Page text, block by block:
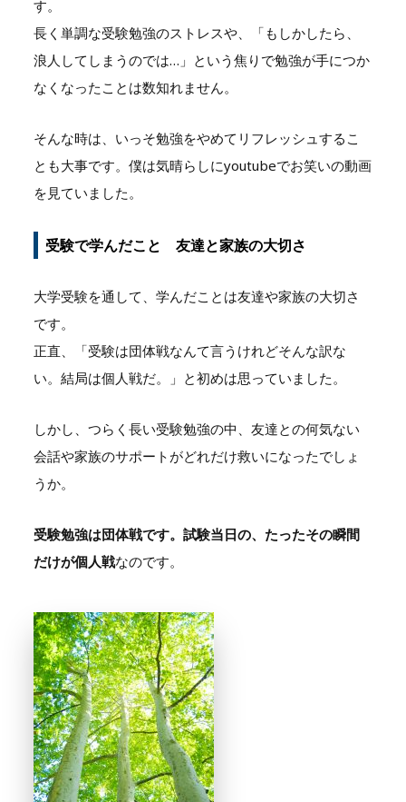
す。
長く単調な受験勉強のストレスや、「もしかしたら、
浪人してしまうのでは…」という焦りで勉強が手につか
なくなったことは数知れません。
そんな時は、いっそ勉強をやめてリフレッシュするこ
とも大事です。僕は気晴らしにyoutubeでお笑いの動画
を見ていました。
受験で学んだこと 友達と家族の大切さ
大学受験を通して、学んだことは友達や家族の大切さ
です。
正直、「受験は団体戦なんて言うけれどそんな訳な
い。結局は個人戦だ。」と初めは思っていました。
しかし、つらく長い受験勉強の中、友達との何気ない
会話や家族のサポートがどれだけ救いになったでしょ
うか。
受験勉強は団体戦です。試験当日の、たったその瞬間
だけが個人戦なのです。